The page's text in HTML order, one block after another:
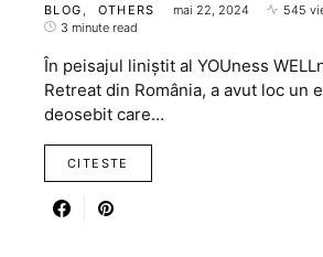
BLOG OTHERS mai 22, 2024
545
3 minute read
În peisajul liniștit al YOUness
Retreat din România, a avut loc un
deosebit care…
CITESTE